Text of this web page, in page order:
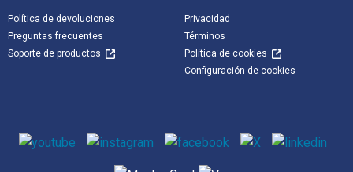
Política de devoluciones
Preguntas frecuentes
Soporte de productos
Privacidad
Términos
Política de cookies
Configuración de cookies
Medios de comunicación social